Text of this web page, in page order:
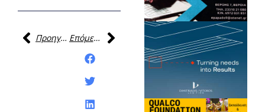
Προηγούμενη
Επόμενη